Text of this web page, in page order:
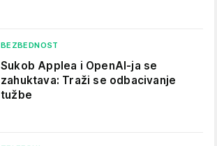
BEZBEDNOST
Sukob Applea i OpenAI-ja se
zahuktava: Traži se odbacivanje
tužbe